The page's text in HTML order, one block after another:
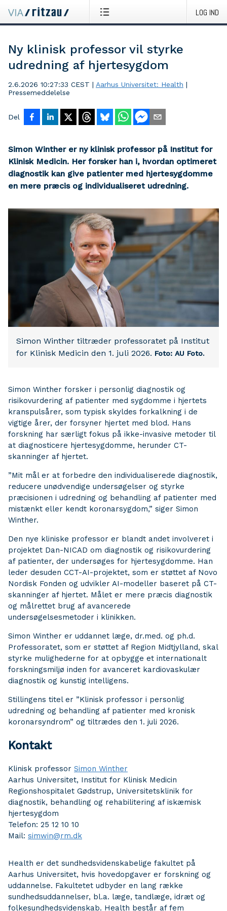
LOG IND
Ny klinisk professor vil styrke
udredning af hjertesygdom
2.6.2026 10:27:33 CEST | Aarhus Universitet: Health |
Pressemeddelelse
Del
Simon Winther er ny klinisk professor på Institut for
Klinisk Medicin. Her forsker han i, hvordan optimeret
diagnostik kan give patienter med hjertesygdomme
en mere præcis og individualiseret udredning.
Simon Winther tiltræder professoratet på Institut
for Klinisk Medicin den 1. juli 2026. Foto: AU Foto.
Simon Winther forsker i personlig diagnostik og
risikovurdering af patienter med sygdomme i hjertets
kranspulsårer, som typisk skyldes forkalkning i de
vigtige årer, der forsyner hjertet med blod. Hans
forskning har særligt fokus på ikke-invasive metoder til
at diagnosticere hjertesygdomme, herunder CT-
skanninger af hjertet.
”Mit mål er at forbedre den individualiserede diagnostik,
reducere unødvendige undersøgelser og styrke
præcisionen i udredning og behandling af patienter med
mistænkt eller kendt koronarsygdom,” siger Simon
Winther.
Den nye kliniske professor er blandt andet involveret i
projektet Dan-NICAD om diagnostik og risikovurdering
af patienter, der undersøges for hjertesygdomme. Han
leder desuden CCT-AI-projektet, som er støttet af Novo
Nordisk Fonden og udvikler AI-modeller baseret på CT-
skanninger af hjertet. Målet er mere præcis diagnostik
og målrettet brug af avancerede
undersøgelsesmetoder i klinikken.
Simon Winther er uddannet læge, dr.med. og ph.d.
Professoratet, som er støttet af Region Midtjylland, skal
styrke mulighederne for at opbygge et internationalt
forskningsmiljø inden for avanceret kardiovaskulær
diagnostik og kunstig intelligens.
Stillingens titel er ”Klinisk professor i personlig
udredning og behandling af patienter med kronisk
koronarsyndrom” og tiltrædes den 1. juli 2026.
Kontakt
Klinisk professor Simon Winther
Aarhus Universitet, Institut for Klinisk Medicin
Regionshospitalet Gødstrup, Universitetsklinik for
diagnostik, behandling og rehabilitering af iskæmisk
hjertesygdom
Telefon: 25 12 10 10
Mail: simwin@rm.dk
Health er det sundhedsvidenskabelige fakultet på
Aarhus Universitet, hvis hovedopgaver er forskning og
uddannelse. Fakultetet udbyder en lang række
sundhedsuddannelser, bl.a. læge, tandlæge, idræt og
folkesundhedsvidenskab. Health består af fem